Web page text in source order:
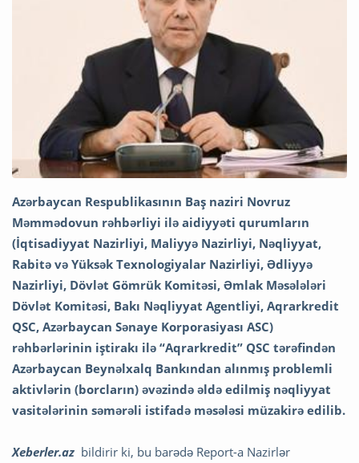
Azərbaycan Respublikasının Baş naziri Novruz
Məmmədovun rəhbərliyi ilə aidiyyəti qurumların
(İqtisadiyyat Nazirliyi, Maliyyə Nazirliyi, Nəqliyyat,
Rabitə və Yüksək Texnologiyalar Nazirliyi, Ədliyyə
Nazirliyi, Dövlət Gömrük Komitəsi, Əmlak Məsələləri
Dövlət Komitəsi, Bakı Nəqliyyat Agentliyi, Aqrarkredit
QSC, Azərbaycan Sənaye Korporasiyası ASC)
rəhbərlərinin iştirakı ilə “Aqrarkredit” QSC tərəfindən
Azərbaycan Beynəlxalq Bankından alınmış problemli
aktivlərin (borcların) əvəzində əldə edilmiş nəqliyyat
vasitələrinin səmərəli istifadə məsələsi müzakirə edilib.
Xeberler.az bildirir ki, bu barədə Report-a Nazirlər